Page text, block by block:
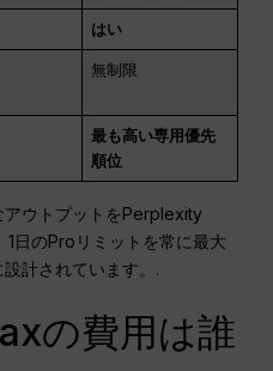
はい
無制限
最も高い専用優先
順位
アウトプットをPerplexity
日のProリミットを常に最大
計されています。.
の費用は誰